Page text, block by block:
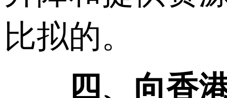
比拟的。
四、向香港